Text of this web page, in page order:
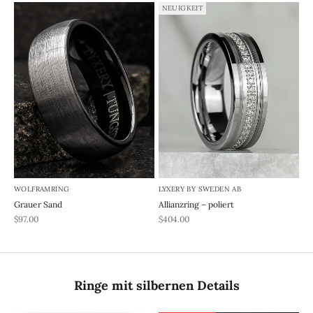
WOLFRAMRING
Grauer Sand
REA-pris
$97.00
NEUIGKEIT
LYXERY BY SWEDEN AB
Allianzring – poliert
REA-pris
$404.00
Ringe mit silbernen Details